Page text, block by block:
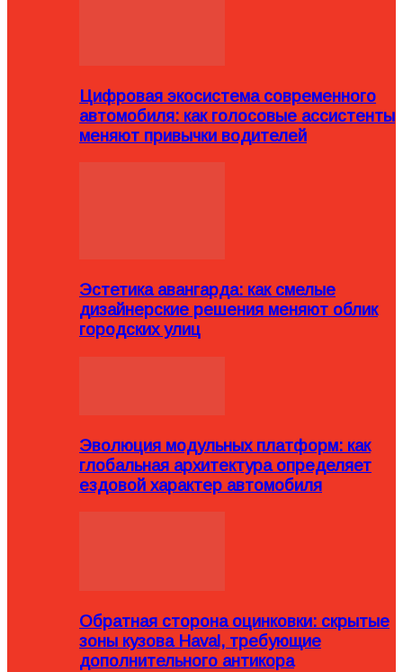
Цифровая экосистема современного
автомобиля: как голосовые ассистенты
меняют привычки водителей
Эстетика авангарда: как смелые
дизайнерские решения меняют облик
городских улиц
Эволюция модульных платформ: как
глобальная архитектура определяет
ездовой характер автомобиля
Обратная сторона оцинковки: скрытые
зоны кузова Haval, требующие
дополнительного антикора